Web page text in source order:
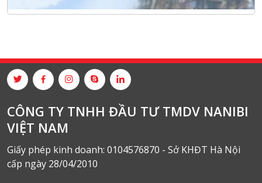
CÔNG TY TNHH ĐẦU TƯ TMDV NANIBI
VIỆT NAM
Giấy phép kinh doanh: 0104576870 - Sở KHĐT Hà Nội
cấp ngày 28/04/2010